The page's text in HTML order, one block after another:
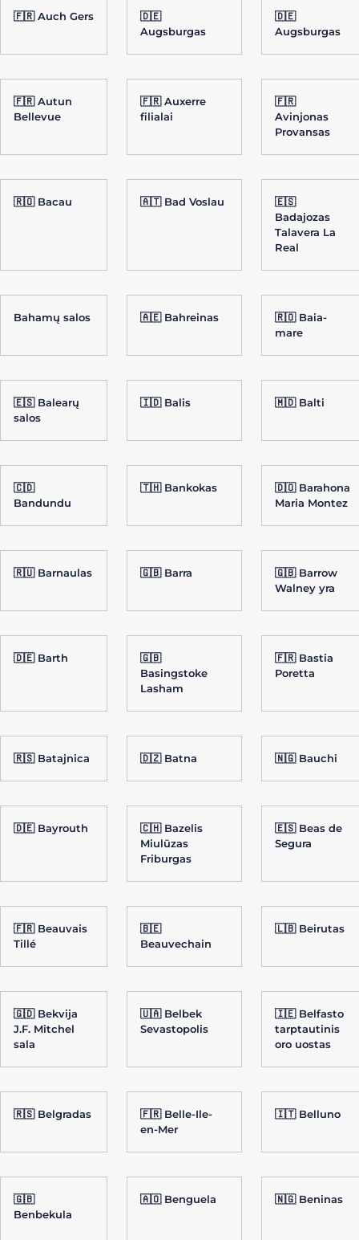
🇫🇷 Auch Gers
🇩🇪
Augsburgas
🇩🇪
Augsburgas
🇫🇷 Autun
Bellevue
🇫🇷 Auxerre
filialai
🇫🇷
Avinjonas
Provansas
🇷🇴 Bacau 🇦🇹 Bad Voslau
🇪🇸
Badajozas
Talavera La
Real
Bahamų salos 🇦🇪 Bahreinas
🇷🇴 Baia-
mare
🇪🇸 Balearų
salos
🇮🇩 Balis 🇲🇩 Balti
🇨🇩
Bandundu
🇹🇭 Bankokas
🇩🇴 Barahona
Maria Montez
🇷🇺 Barnaulas 🇬🇧 Barra
🇬🇧 Barrow
Walney yra
🇩🇪 Barth
🇬🇧
Basingstoke
Lasham
🇫🇷 Bastia
Poretta
🇷🇸 Batajnica 🇩🇿 Batna 🇳🇬 Bauchi
🇩🇪 Bayrouth
🇨🇭 Bazelis
Miulūzas
Friburgas
🇪🇸 Beas de
Segura
🇫🇷 Beauvais
Tillé
🇧🇪
Beauvechain
🇱🇧 Beirutas
🇬🇩 Bekvija
J.F. Mitchel
sala
🇺🇦 Belbek
Sevastopolis
🇮🇪 Belfasto
tarptautinis
oro uostas
🇷🇸 Belgradas
🇫🇷 Belle-Ile-
en-Mer
🇮🇹 Belluno
🇬🇧
Benbekula
🇦🇴 Benguela 🇳🇬 Beninas